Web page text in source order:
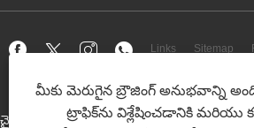
మీకు మెరుగైన బ్రౌజింగ్ అనుభవాన్ని
ట్రాఫిక్‌ను విశ్లేషించడానికి మరియు
Links Sitemap
కాపీరైట్ © 2022 APLUS ప్రెసిషన్ టెక్నాలజీ
ప్రత్యేకించుకోవడమైనది.
చైనా కార్ట్రిడ్జ్ తయారీదారు, పున lace స్థాపన పాడ్